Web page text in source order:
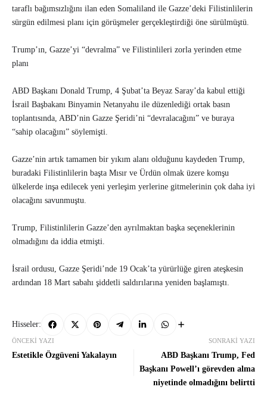
taraflı bağımsızlığını ilan eden Somaliland ile Gazze’deki Filistinlilerin
sürgün edilmesi planı için görüşmeler gerçekleştirdiği öne sürülmüştü.
Trump’ın, Gazze’yi “devralma” ve Filistinlileri zorla yerinden etme
planı
ABD Başkanı Donald Trump, 4 Şubat’ta Beyaz Saray’da kabul ettiği
İsrail Başbakanı Binyamin Netanyahu ile düzenlediği ortak basın
toplantısında, ABD’nin Gazze Şeridi’ni “devralacağını” ve buraya
“sahip olacağını” söylemişti.
Gazze’nin artık tamamen bir yıkım alanı olduğunu kaydeden Trump,
buradaki Filistinlilerin başta Mısır ve Ürdün olmak üzere komşu
ülkelerde inşa edilecek yeni yerleşim yerlerine gitmelerinin çok daha iyi
olacağını savunmuştu.
Trump, Filistinlilerin Gazze’den ayrılmaktan başka seçeneklerinin
olmadığını da iddia etmişti.
İsrail ordusu, Gazze Şeridi’nde 19 Ocak’ta yürürlüğe giren ateşkesin
ardından 18 Mart sabahı şiddetli saldırılarına yeniden başlamıştı.
Hisseler:
ÖNCEKI YAZI
Estetikle Özgüveni Yakalayın
SONRAKI YAZI
ABD Başkanı Trump, Fed
Başkanı Powell’ı görevden alma
niyetinde olmadığını belirtti